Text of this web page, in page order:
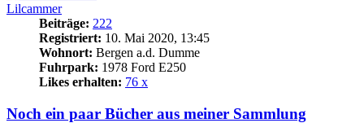
Lilcammer
Beiträge: 222
Registriert: 10. Mai 2020, 13:45
Wohnort: Bergen a.d. Dumme
Fuhrpark: 1978 Ford E250
Likes erhalten: 76 x
Noch ein paar Bücher aus meiner Sammlung